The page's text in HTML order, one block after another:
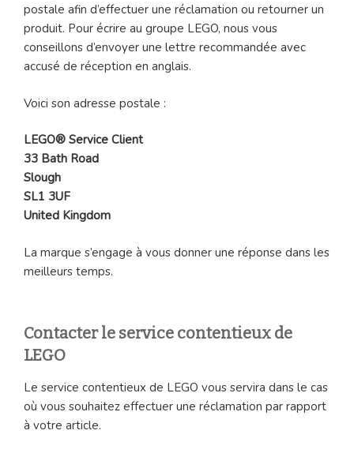
postale afin d’effectuer une réclamation ou retourner un
produit. Pour écrire au groupe LEGO, nous vous
conseillons d’envoyer une lettre recommandée avec
accusé de réception en anglais.
Voici son adresse postale :
LEGO® Service Client
33 Bath Road
Slough
SL1 3UF
United Kingdom
La marque s’engage à vous donner une réponse dans les
meilleurs temps.
Contacter le service contentieux de
LEGO
Le service contentieux de LEGO vous servira dans le cas
où vous souhaitez effectuer une réclamation par rapport
à votre article.